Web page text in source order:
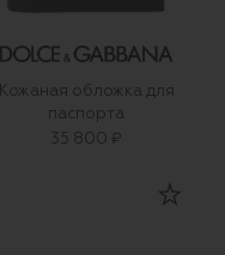
Кожаная обложка для
паспорта
35 800 ₽